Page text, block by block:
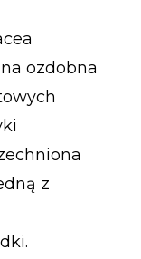
ozdobna
z